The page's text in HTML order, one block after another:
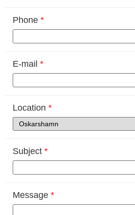
Phone *
E-mail *
Location *
Subject *
Message *